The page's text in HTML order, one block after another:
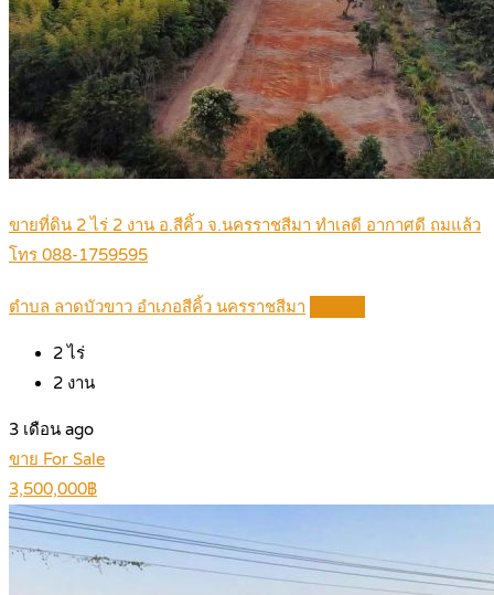
ขายที่ดิน 2 ไร่ 2 งาน อ.สีคิ้ว จ.นครราชสีมา ทำเลดี อากาศดี ถมแล้ว
โทร 088-1759595
ตำบล ลาดบัวขาว อำเภอสีคิ้ว นครราชสีมา
2 ไร่
2 งาน
3 เดือน ago
ขาย For Sale
3,500,000฿